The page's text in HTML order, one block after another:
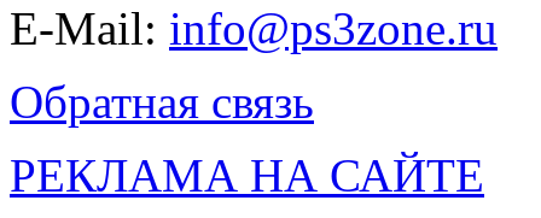
E-Mail: info@ps3zone.ru
Обратная связь
РЕКЛАМА НА САЙТЕ